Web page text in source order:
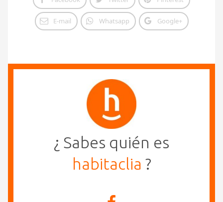
E-mail Whatsapp Google+
¿ Sabes quién es
habitaclia ?